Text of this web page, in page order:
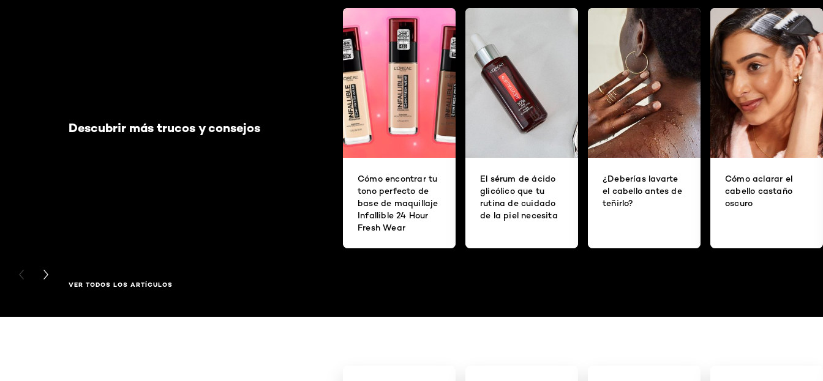
Descubrir más trucos y consejos
Cómo encontrar tu
tono perfecto de
base de maquillaje
Infallible 24 Hour
Fresh Wear
El sérum de ácido
glicólico que tu
rutina de cuidado
de la piel necesita
¿Deberías lavarte
el cabello antes de
teñirlo?
Cómo aclarar el
cabello castaño
oscuro
PREVIOUS CARD
NEXT CARD
VER TODOS LOS ARTÍCULOS